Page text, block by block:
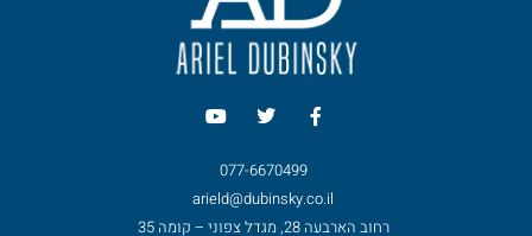
077-6670499
arield@dubinsky.co.il
רחוב הארבעה 28, מגדל צפוני – קומה 35